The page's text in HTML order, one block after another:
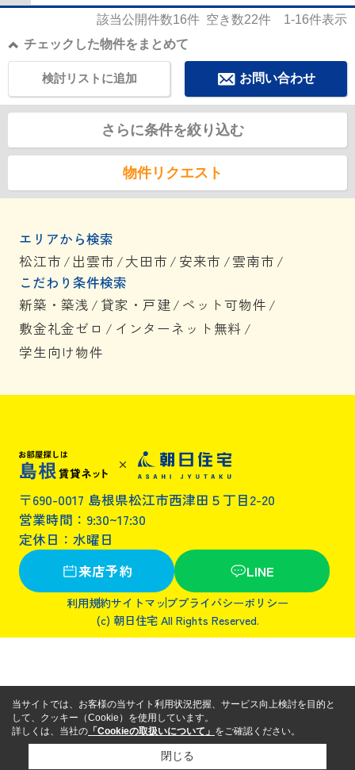
該当公開件数16件 空き数22件 1-16件表示
チェックした物件をまとめて
お問い合わせ
検討リストに追加
さらに条件を絞り込む
物件リクエスト
エリアから検索
松江市 / 出雲市 /大田市 / 安来市 /雲南市 /
こだわり条件検索
新築・築浅 / 貸家・戸建/ ペット可物件 /
敷金礼金ゼロ / インターネット無料 /
学生向け物件
〒690-0017 島根県松江市西津田５丁目2-20
営業時間：9:30~17:30
定休日：水曜日
来店予約
LINE
利用規約サイトマッププライバシーポリシー
(c) 朝日住宅 All Rights Reserved.
当サイトでは、お客様の当サイト利用状況把握、サービス向上検討を目的と
して、クッキー（Cookie）を使用しています。
詳しくは、当社の 「Cookieの取扱いについて」 をご確認ください。
閉じる